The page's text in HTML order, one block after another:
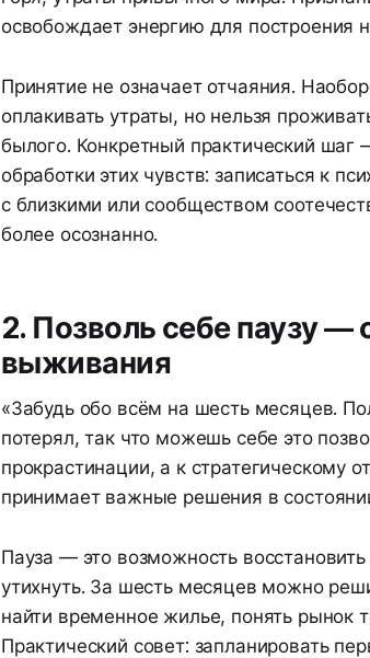
освобождает энергию для построения
Принятие не означает отчаяния.
оплакивать утраты, но нельзя
былого. Конкретный практический
обработки этих чувств: записаться к
с близкими или сообществом
более осознанно.
2. Позволь себе паузу —
выживания
«Забудь обо всём на шесть месяцев.
потерял, так что можешь себе это
прокрастинации, а к стратегическому
принимает важные решения в
Пауза — это возможность
утихнуть. За шесть месяцев можно
найти временное жилье, понять рынок
Практический совет: запланировать